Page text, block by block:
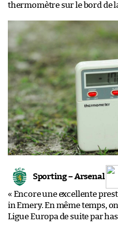
thermomètre sur le bord de
Sporting – Arsenal
« Encore une excellente
in Emery. En même temps,
Ligue Europa de suite par